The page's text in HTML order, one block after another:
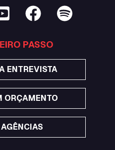
PASSO
ENTREVISTA
ORÇAMENTO